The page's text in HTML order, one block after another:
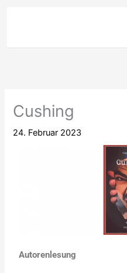
springen
Cushing
24. Februar 2023
Autorenlesung